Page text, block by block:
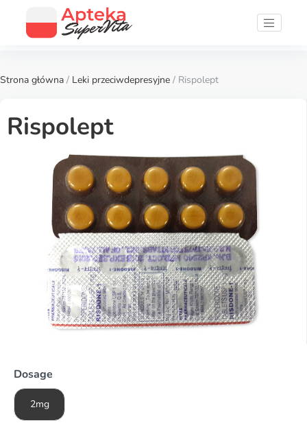
Strona główna / Leki przeciwdepresyjne / Rispolept
Rispolept
Dosage
2mg